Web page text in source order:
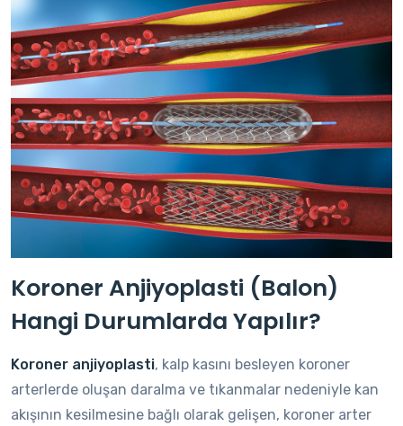
Koroner Anjiyoplasti (Balon)
Hangi Durumlarda Yapılır?
Koroner anjiyoplasti, kalp kasını besleyen koroner
arterlerde oluşan daralma ve tıkanmalar nedeniyle kan
akışının kesilmesine bağlı olarak gelişen, koroner arter